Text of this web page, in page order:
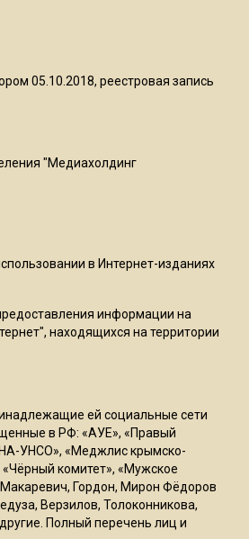
88 человек и
2600 ВНЖ
хлебозавода в
похолодание с
придет в
Машаров объяснил,
МРОТ влияет на
пенсии
05.10.2018, реестровая запись
"Медиахолдинг
в Интернет-изданиях
информации на
находящихся на территории
ей социальные сети
в РФ: «АУЕ», «Правый
УНСО», «Меджлис крымско-
комитет», «Мужское
Макаревич, Гордон, Мирон Фёдоров
Верзилов, Толоконникова,
Полный перечень лиц и